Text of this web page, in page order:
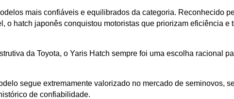
mais confiáveis e equilibrados da categoria. Reconhecido
hatch japonês conquistou motoristas que priorizam eficiência e
da Toyota, o Yaris Hatch sempre foi uma escolha racional
segue extremamente valorizado no mercado de seminovos,
de confiabilidade.